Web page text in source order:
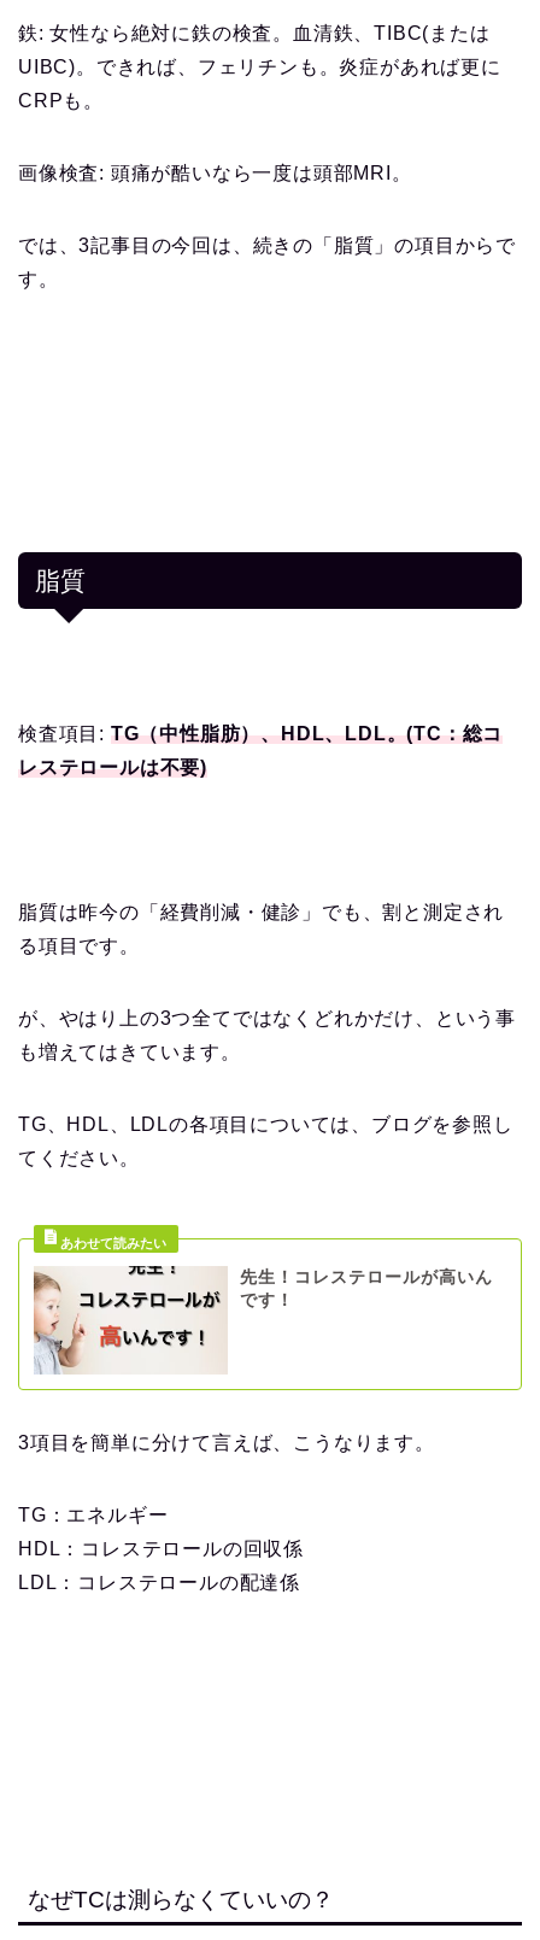
鉄: 女性なら絶対に鉄の検査。血清鉄、TIBC(または
UIBC)。できれば、フェリチンも。炎症があれば更に
CRPも。
画像検査: 頭痛が酷いなら一度は頭部MRI。
では、3記事目の今回は、続きの「脂質」の項目からで
す。
脂質
検査項目: TG（中性脂肪）、HDL、LDL。(TC：総コ
レステロールは不要)
脂質は昨今の「経費削減・健診」でも、割と測定され
る項目です。
が、やはり上の3つ全てではなくどれかだけ、という事
も増えてはきています。
TG、HDL、LDLの各項目については、ブログを参照し
てください。
先生！コレステロールが高いん
です！
3項目を簡単に分けて言えば、こうなります。
TG：エネルギー
HDL：コレステロールの回収係
LDL：コレステロールの配達係
なぜTCは測らなくていいの？